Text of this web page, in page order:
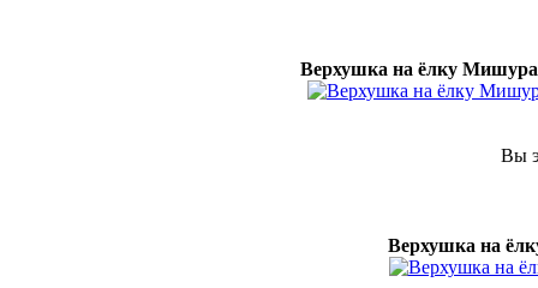
Верхушка на ёлку Мишура
Вы
Верхушка на